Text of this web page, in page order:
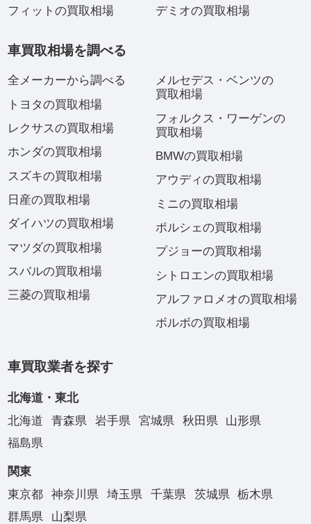
フィットの買取相場
デミオの買取相場
車買取相場を調べる
全メーカーから調べる
トヨタの買取相場
レクサスの買取相場
ホンダの買取相場
スズキの買取相場
日産の買取相場
ダイハツの買取相場
マツダの買取相場
スバルの買取相場
三菱の買取相場
メルセデス・ベンツの
買取相場
フォルクス・ワーゲンの
買取相場
BMWの買取相場
アウディの買取相場
ミニの買取相場
ポルシェの買取相場
プジョーの買取相場
シトロエンの買取相場
アルファロメオの買取相場
ボルボの買取相場
車買取業者を探す
北海道・東北
北海道
青森県 岩手県 宮城県 秋田県
山形県
福島県
関東
東京都
神奈川県 埼玉県 千葉県 茨城県
栃木県
群馬県
山梨県